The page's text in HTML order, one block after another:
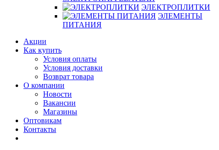
ЭЛЕКТРОПЛИТКИ
ЭЛЕМЕНТЫ
ПИТАНИЯ
Акции
Как купить
Условия оплаты
Условия доставки
Возврат товара
О компании
Новости
Вакансии
Магазины
Оптовикам
Контакты